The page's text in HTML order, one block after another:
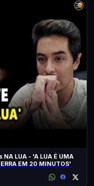
NA LUA - 'A LUA É UMA
EM 20 MINUTOS'